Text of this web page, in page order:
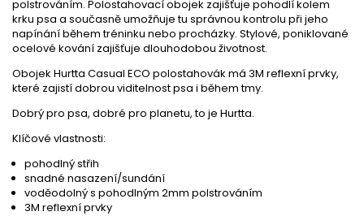
polstrováním. Polostahovací obojek zajišťuje pohodlí kolem
krku psa a současně umožňuje tu správnou kontrolu při jeho
napínání během tréninku nebo procházky. Stylové, poniklované
ocelové kování zajišťuje dlouhodobou životnost.
Obojek Hurtta Casual ECO polostahovák má 3M reflexní prvky,
které zajistí dobrou viditelnost psa i během tmy.
Dobrý pro psa, dobré pro planetu, to je Hurtta.
Klíčové vlastnosti:
pohodlný střih
snadné nasazení/sundání
voděodolný s pohodlným 2mm polstrováním
3M reflexní prvky